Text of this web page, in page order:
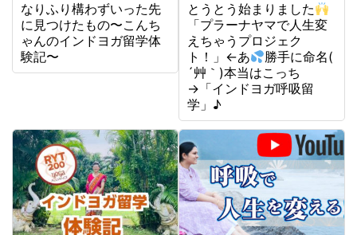
なりふり構わずいった先
に見つけたもの〜こんち
ゃんのインドヨガ留学体
験記〜
とうとう始まりました
「プラーナヤマで人生変
えちゃうプロジェク
ト！」←あ
勝手に命名(
´艸｀)本当はこっち
→「インドヨガ呼吸留
学」♪